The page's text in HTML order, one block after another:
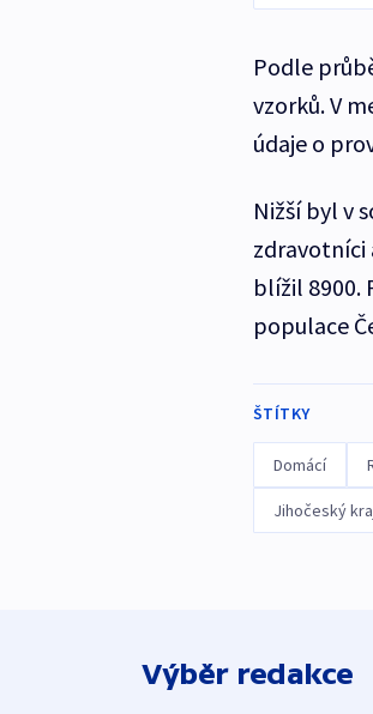
Podle
vzorků. V
údaje o
Nižší byl v
zdravotníci
blížil 8900.
populace
ŠTÍTKY
Domácí
Jihočeský
Výběr redakce